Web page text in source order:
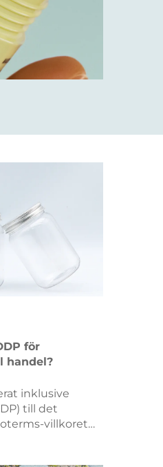
för
handel?
inklusive
till det
villkoret